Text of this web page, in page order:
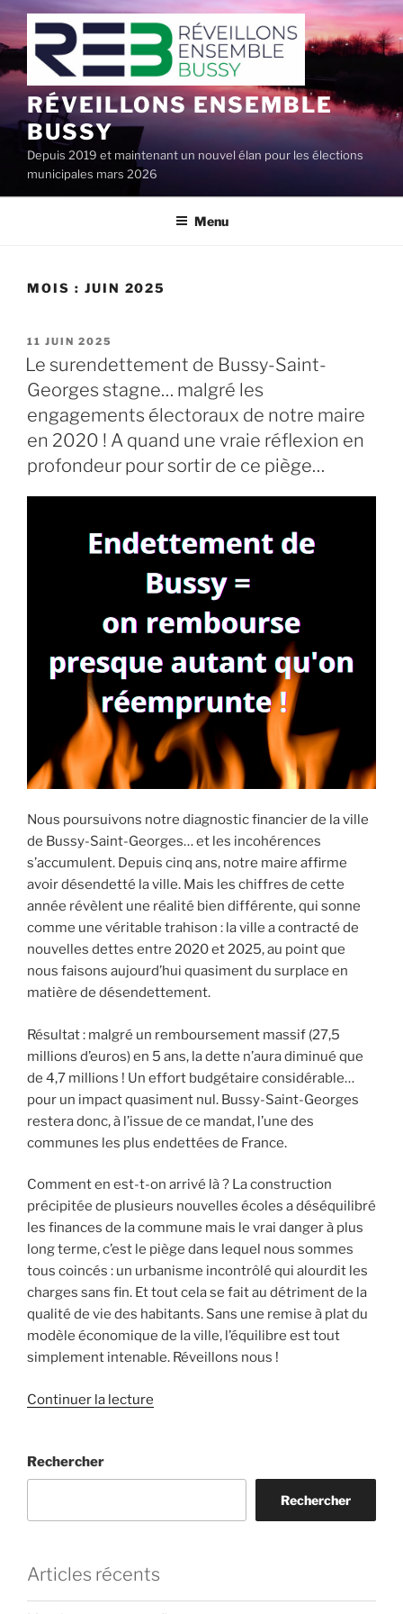
Aller
au
contenu
principal
RÉVEILLONS ENSEMBLE
BUSSY
Depuis 2019 et maintenant un nouvel élan pour les élections
municipales mars 2026
Menu
MOIS : JUIN 2025
PUBLIÉ
LE
11 JUIN 2025
Le surendettement de Bussy-Saint-
Georges stagne… malgré les
engagements électoraux de notre maire
en 2020 ! A quand une vraie réflexion en
profondeur pour sortir de ce piège…
Nous poursuivons notre diagnostic financier de la ville
de Bussy-Saint-Georges… et les incohérences
s’accumulent. Depuis cinq ans, notre maire affirme
avoir désendetté la ville. Mais les chiffres de cette
année révèlent une réalité bien différente, qui sonne
comme une véritable trahison : la ville a contracté de
nouvelles dettes entre 2020 et 2025, au point que
nous faisons aujourd’hui quasiment du surplace en
matière de désendettement.
Résultat : malgré un remboursement massif (27,5
millions d’euros) en 5 ans, la dette n’aura diminué que
de 4,7 millions ! Un effort budgétaire considérable…
pour un impact quasiment nul. Bussy-Saint-Georges
restera donc, à l’issue de ce mandat, l’une des
communes les plus endettées de France.
Comment en est-t-on arrivé là ? La construction
précipitée de plusieurs nouvelles écoles a déséquilibré
les finances de la commune mais le vrai danger à plus
long terme, c’est le piège dans lequel nous sommes
tous coincés : un urbanisme incontrôlé qui alourdit les
charges sans fin. Et tout cela se fait au détriment de la
qualité de vie des habitants. Sans une remise à plat du
modèle économique de la ville, l’équilibre est tout
simplement intenable. Réveillons nous !
Continuer la lecture
Bussy-
malgré
Rechercher
Rechercher
Articles récents